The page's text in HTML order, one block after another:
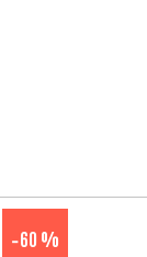
-60 %